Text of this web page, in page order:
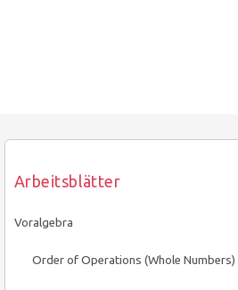
Arbeitsblätter
Voralgebra
Order of Operations (Whole Numbers)